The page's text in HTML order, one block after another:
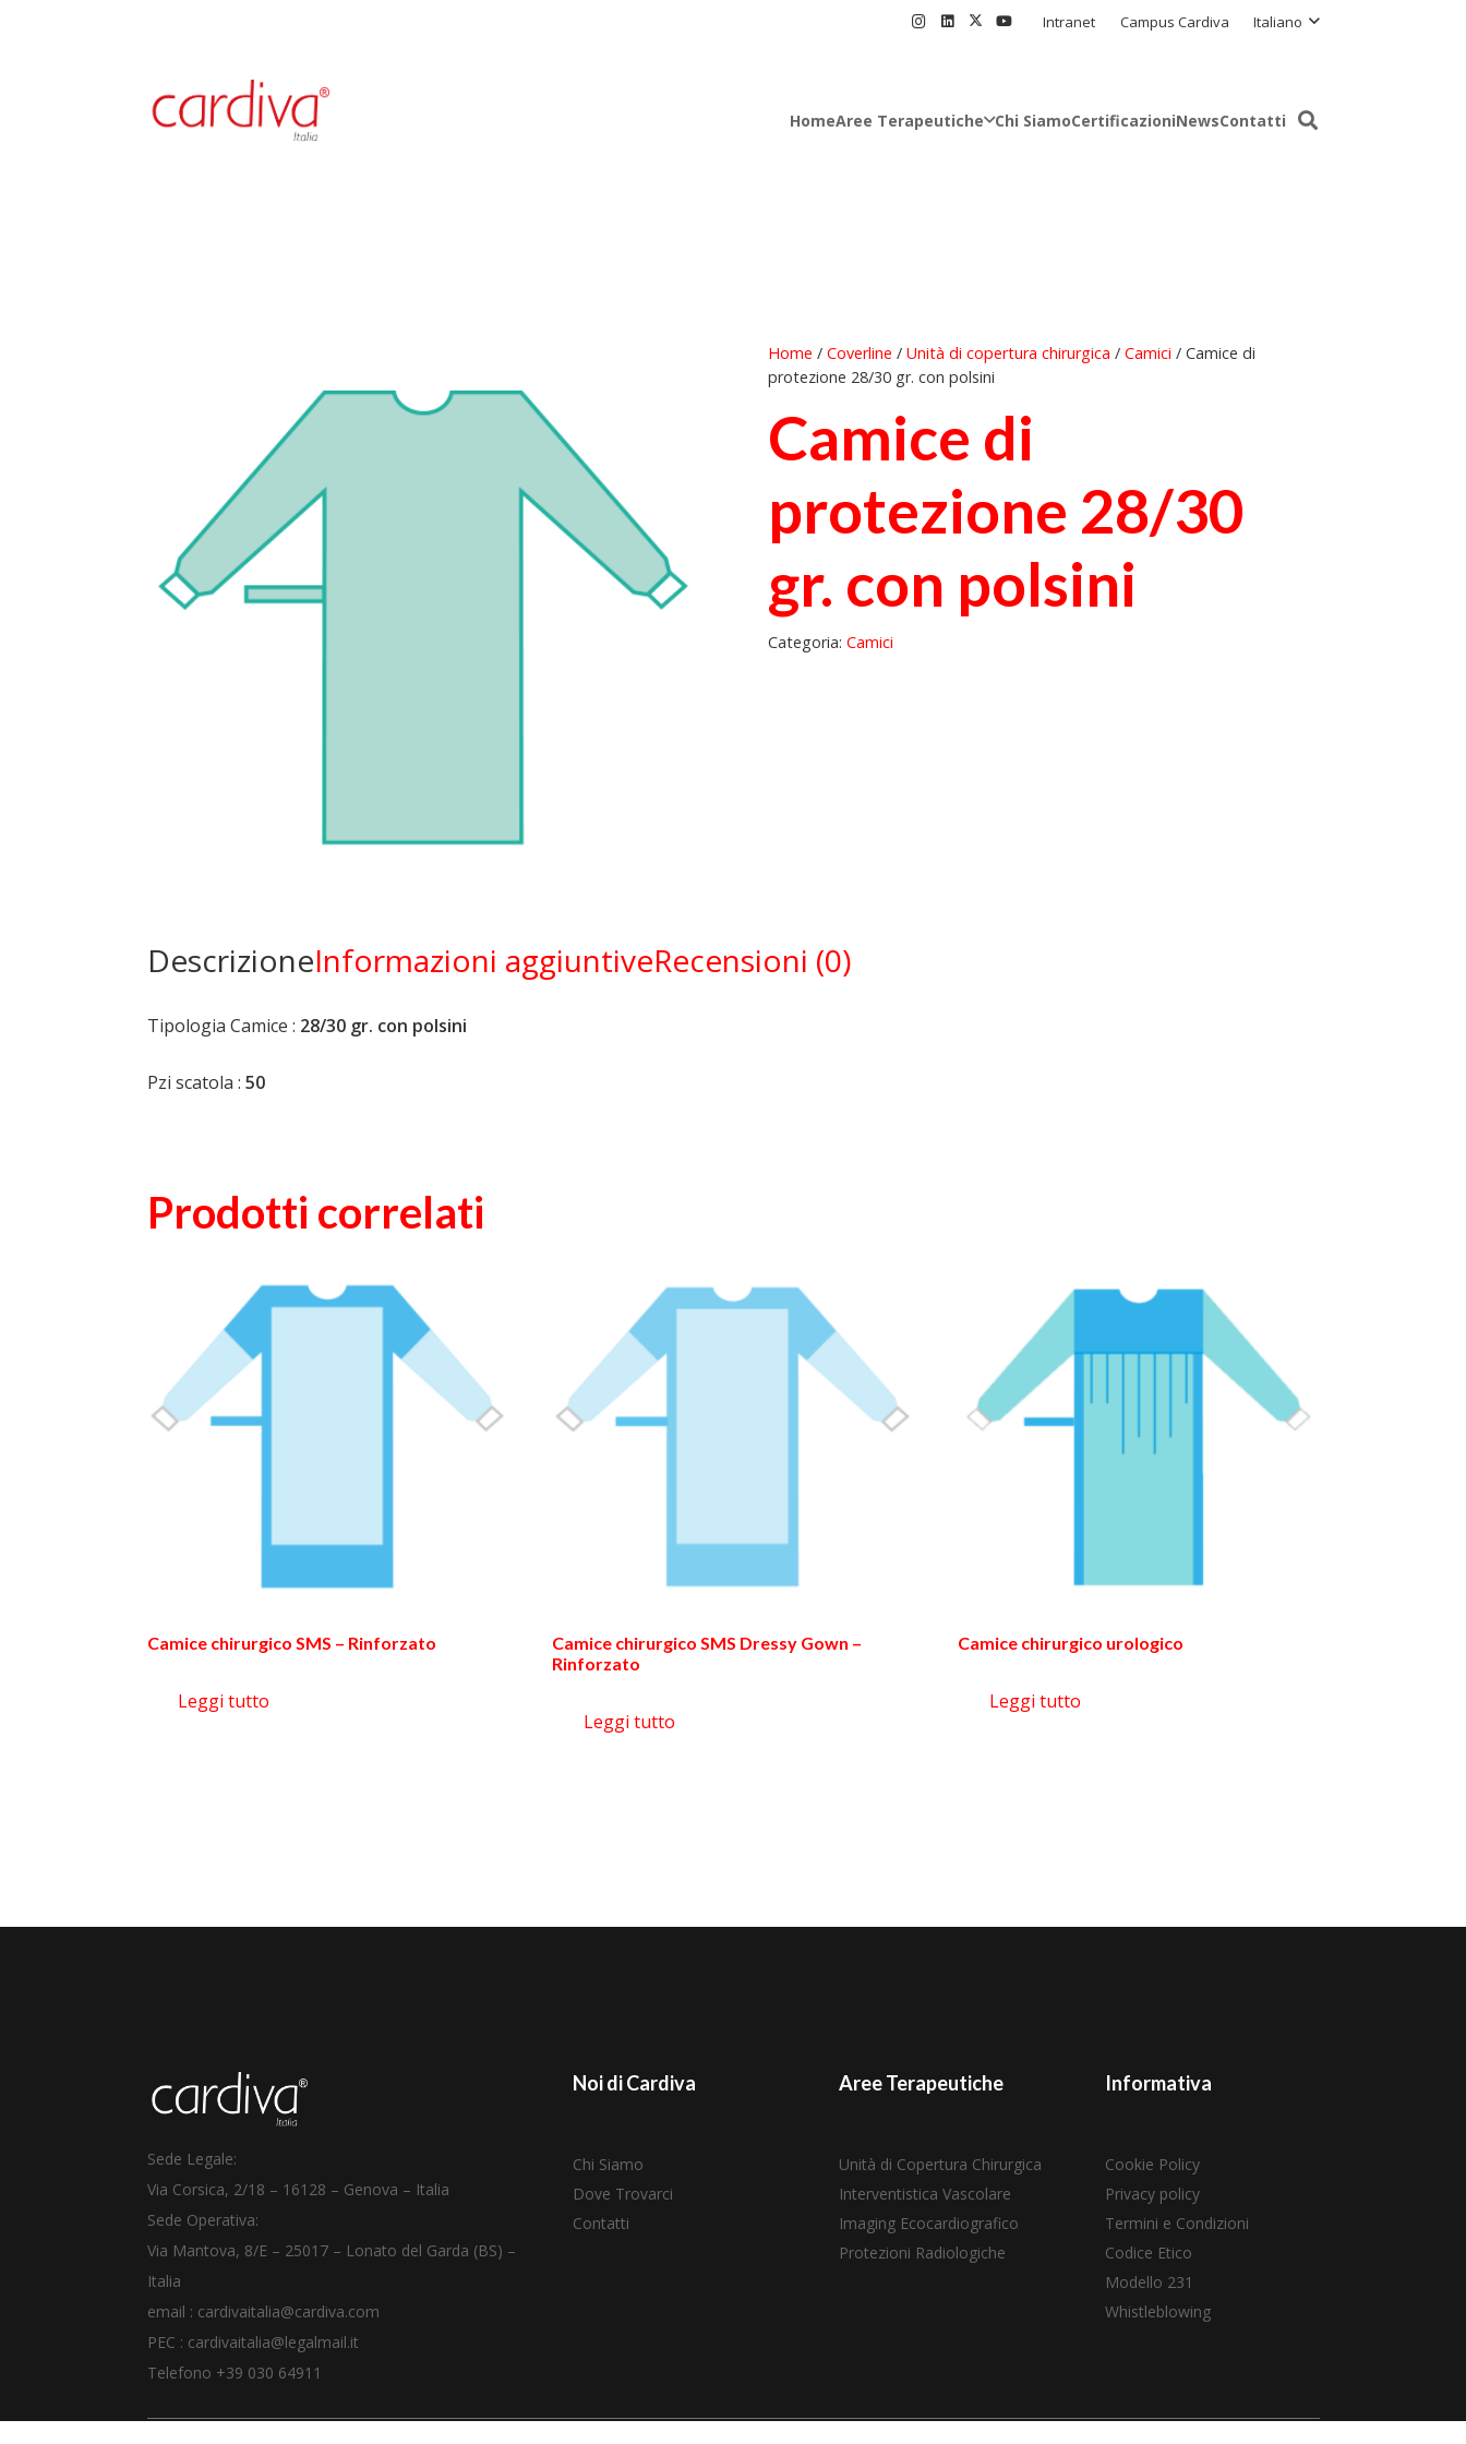
Intranet Campus Cardiva Italiano
HomeAree Terapeutiche Chi SiamoCertificazioniNewsContatti
Home /Coverline /Unità di copertura chirurgica /Camici / Camice di
protezione 28/30 gr. con polsini
Camice di
protezione 28/30
gr. con polsini
Categoria:Camici
DescrizioneInformazioni aggiuntiveRecensioni (0)
Tipologia Camice : 28/30 gr. con polsini
Pzi scatola : 50
Prodotti correlati
Camice chirurgico SMS – Rinforzato
Leggi tutto
Camice chirurgico SMS Dressy Gown –
Rinforzato
Leggi tutto
Camice chirurgico urologico
Leggi tutto
Sede Legale:
Via Corsica, 2/18 – 16128 – Genova – Italia
Sede Operativa:
Via Mantova, 8/E – 25017 – Lonato del Garda (BS) –
Italia
email : cardivaitalia@cardiva.com
PEC : cardivaitalia@legalmail.it
Telefono +39 030 64911
Noi di Cardiva
Chi Siamo
Dove Trovarci
Contatti
Aree Terapeutiche
Unità di Copertura Chirurgica
Interventistica Vascolare
Imaging Ecocardiografico
Protezioni Radiologiche
Informativa
Cookie Policy
Privacy policy
Termini e Condizioni
Codice Etico
Modello 231
Whistleblowing